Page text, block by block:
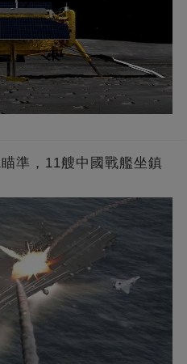
準，11艘中國戰艦坐鎮